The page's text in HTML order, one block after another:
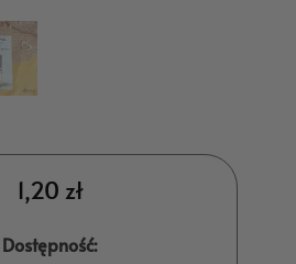
1,20 zł
Dostępność: